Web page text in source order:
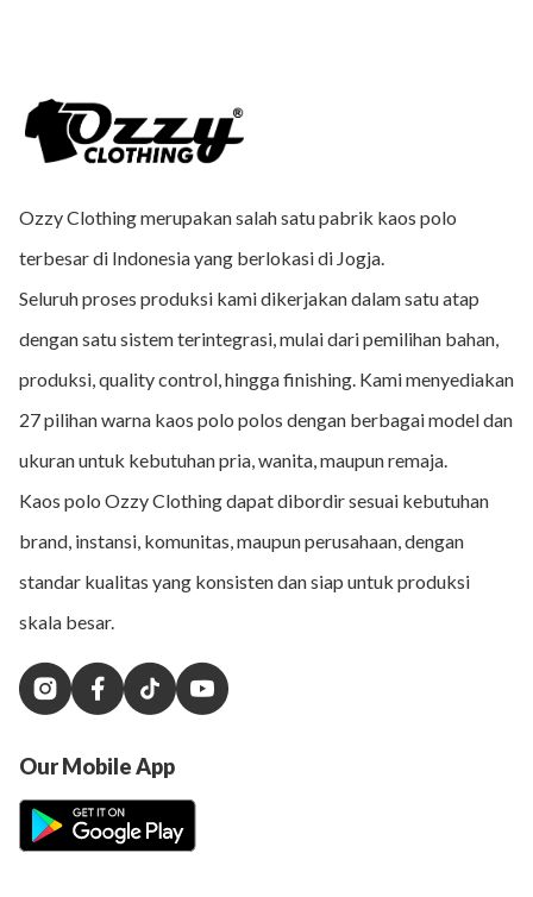
Ozzy Clothing merupakan salah satu pabrik kaos polo
terbesar di Indonesia yang berlokasi di Jogja.
Seluruh proses produksi kami dikerjakan dalam satu atap
dengan satu sistem terintegrasi, mulai dari pemilihan bahan,
produksi, quality control, hingga finishing. Kami menyediakan
27 pilihan warna kaos polo polos dengan berbagai model dan
ukuran untuk kebutuhan pria, wanita, maupun remaja.
Kaos polo Ozzy Clothing dapat dibordir sesuai kebutuhan
brand, instansi, komunitas, maupun perusahaan, dengan
standar kualitas yang konsisten dan siap untuk produksi
skala besar.
Our Mobile App